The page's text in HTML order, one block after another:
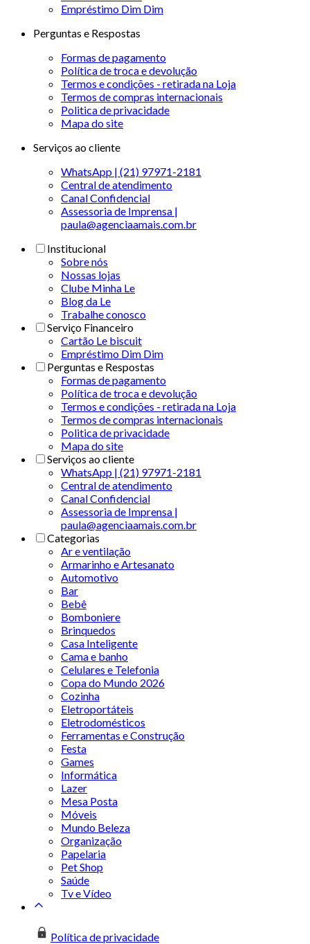
Empréstimo Dim Dim
Perguntas e Respostas
Formas de pagamento
Política de troca e devolução
Termos e condições - retirada na Loja
Termos de compras internacionais
Politica de privacidade
Mapa do site
Serviços ao cliente
WhatsApp | (21) 97971-2181
Central de atendimento
Canal Confidencial
Assessoria de Imprensa |
paula@agenciaamais.com.br
Institucional
Sobre nós
Nossas lojas
Clube Minha Le
Blog da Le
Trabalhe conosco
Serviço Financeiro
Cartão Le biscuit
Empréstimo Dim Dim
Perguntas e Respostas
Formas de pagamento
Política de troca e devolução
Termos e condições - retirada na Loja
Termos de compras internacionais
Politica de privacidade
Mapa do site
Serviços ao cliente
WhatsApp | (21) 97971-2181
Central de atendimento
Canal Confidencial
Assessoria de Imprensa |
paula@agenciaamais.com.br
Categorias
Ar e ventilação
Armarinho e Artesanato
Automotivo
Bar
Bebê
Bomboniere
Brinquedos
Casa Inteligente
Cama e banho
Celulares e Telefonia
Copa do Mundo 2026
Cozinha
Eletroportáteis
Eletrodomésticos
Ferramentas e Construção
Festa
Games
Informática
Lazer
Mesa Posta
Móveis
Mundo Beleza
Organização
Papelaria
Pet Shop
Saúde
Tv e Vídeo
Política de privacidade